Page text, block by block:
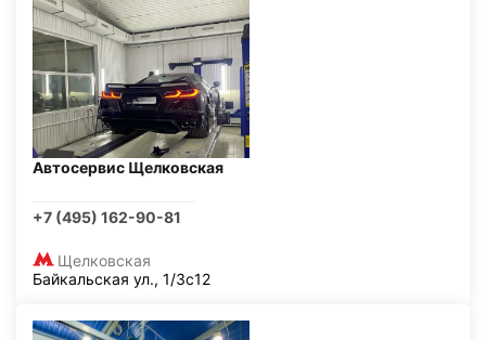
Автосервис Щелковская
+7 (495) 162-90-81
Щелковская
Байкальская ул., 1/3с12